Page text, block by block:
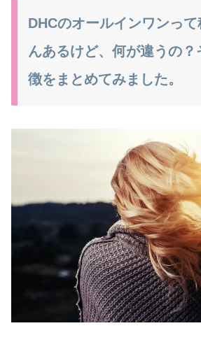
DHCのオールインワンっ
んあるけど、何が違うの
徴をまとめてみました。